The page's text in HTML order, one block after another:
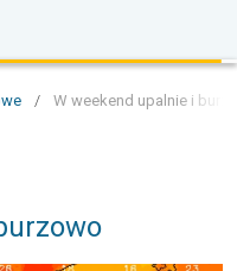
/ W weekend upalnie i